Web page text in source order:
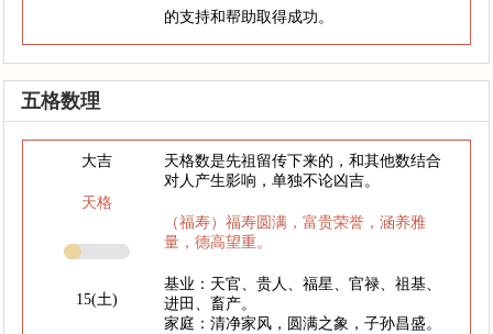
的支持和帮助取得成功。
五格数理
大吉
天格
15(土)
天格数是先祖留传下来的，和其他数结合
对人产生影响，单独不论凶吉。
（福寿）福寿圆满，富贵荣誉，涵养雅
量，德高望重。
基业：天官、贵人、福星、官禄、祖基、
进田、畜产。
家庭：清净家风，圆满之象，子孙昌盛。